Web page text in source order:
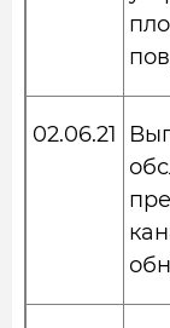
02.06.21